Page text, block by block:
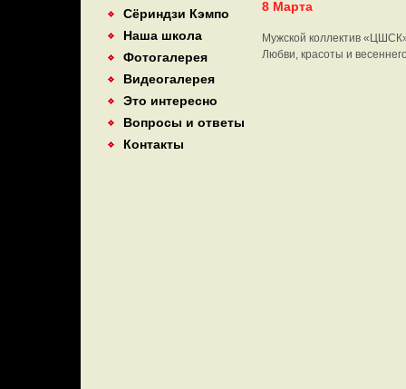
Сёриндзи Кэмпо
Наша школа
Фотогалерея
Видеогалерея
Это интересно
Вопросы и ответы
Контакты
8 Марта
Мужской коллектив
Любви, красоты и